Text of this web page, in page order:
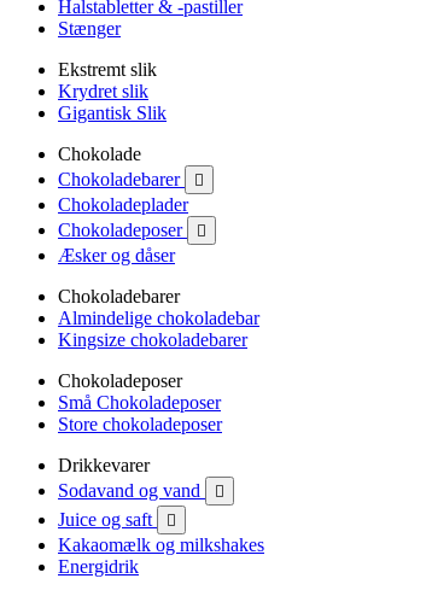
Halstabletter & -pastiller
Stænger
Ekstremt slik
Krydret slik
Gigantisk Slik
Chokolade
Chokoladebarer

Chokoladeplader
Chokoladeposer

Æsker og dåser
Chokoladebarer
Almindelige chokoladebar
Kingsize chokoladebarer
Chokoladeposer
Små Chokoladeposer
Store chokoladeposer
Drikkevarer
Sodavand og vand

Juice og saft 
Kakaomælk og milkshakes
Energidrik